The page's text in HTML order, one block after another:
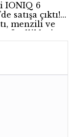
IONIQ 6
satışa çıktı!
menzili ve
özellikleri